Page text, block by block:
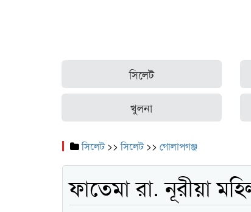
সিলেট
খুলনা
সিলেট>>সিলেট>> গোলাপগঞ্জ
ফাতেমা রা. নূরীয়া